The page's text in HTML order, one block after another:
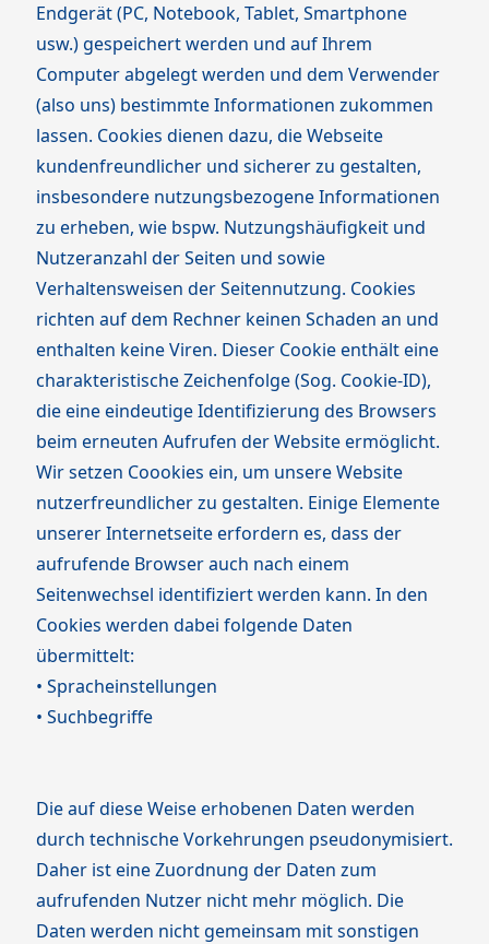
Endgerät (PC, Notebook, Tablet, Smartphone
usw.) gespeichert werden und auf Ihrem
Computer abgelegt werden und dem Verwender
(also uns) bestimmte Informationen zukommen
lassen. Cookies dienen dazu, die Webseite
kundenfreundlicher und sicherer zu gestalten,
insbesondere nutzungsbezogene Informationen
zu erheben, wie bspw. Nutzungshäufigkeit und
Nutzeranzahl der Seiten und sowie
Verhaltensweisen der Seitennutzung. Cookies
richten auf dem Rechner keinen Schaden an und
enthalten keine Viren. Dieser Cookie enthält eine
charakteristische Zeichenfolge (Sog. Cookie-ID),
die eine eindeutige Identifizierung des Browsers
beim erneuten Aufrufen der Website ermöglicht.
Wir setzen Coookies ein, um unsere Website
nutzerfreundlicher zu gestalten. Einige Elemente
unserer Internetseite erfordern es, dass der
aufrufende Browser auch nach einem
Seitenwechsel identifiziert werden kann. In den
Cookies werden dabei folgende Daten
übermittelt:
• Spracheinstellungen
• Suchbegriffe
Die auf diese Weise erhobenen Daten werden
durch technische Vorkehrungen pseudonymisiert.
Daher ist eine Zuordnung der Daten zum
aufrufenden Nutzer nicht mehr möglich. Die
Daten werden nicht gemeinsam mit sonstigen